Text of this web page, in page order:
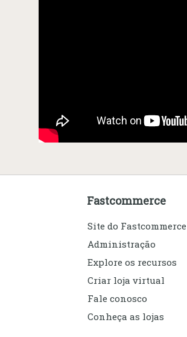
Fastcommerce
Site do Fastcommerce
Administração
Explore os recursos
Criar loja virtual
Fale conosco
Conheça as lojas